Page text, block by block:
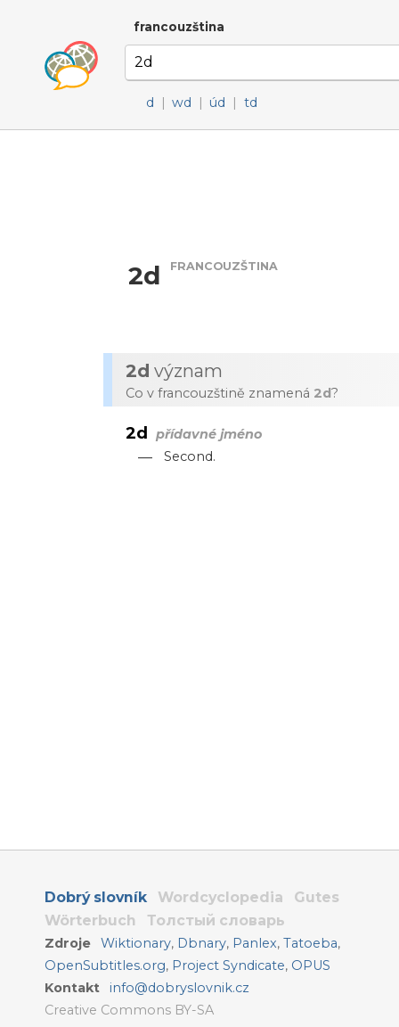
francouzština
d | wd | úd | td
2d FRANCOUZŠTINA
2d význam
Co v francouzštině znamená 2d?
2d přídavné jméno
— Second.
Dobrý slovník Wordcyclopedia
Gutes
Wörterbuch
Толстый словарь
Zdroje Wiktionary, Dbnary, Panlex,Tatoeba,
OpenSubtitles.org, Project Syndicate, OPUS
Kontakt
info@dobryslovnik.cz
Creative Commons BY-SA